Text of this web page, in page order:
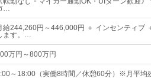
…
給244,260円～446,000円 ＋ インセンティブ
ます。…
万円～800万円
～18:00（実働8時間／休憩60分）※月平均